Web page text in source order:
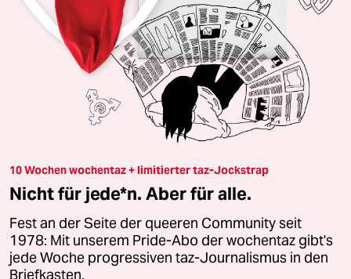
10 Wochen wochentaz + limitierter taz-Jockstrap
Nicht für jede*n. Aber für alle.
Fest an der Seite der queeren Community seit
1978: Mit unserem Pride-Abo der wochentaz gibt's
jede Woche progressiven taz-Journalismus in den
Briefkasten.